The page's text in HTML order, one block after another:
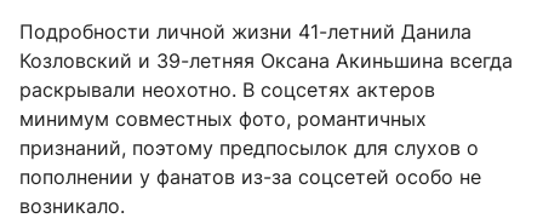
Подробности личной жизни 41-летний Данила
Козловский и 39-летняя Оксана Акиньшина всегда
раскрывали неохотно. В соцсетях актеров
минимум совместных фото, романтичных
признаний, поэтому предпосылок для слухов о
пополнении у фанатов из-за соцсетей особо не
возникало.